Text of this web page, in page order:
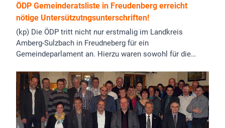
ÖDP Gemeinderatsliste in Freudenberg erreicht
nötige Untersützutngsunterschriften!
(kp) Die ÖDP tritt nicht nur erstmalig im Landkreis
Amberg-Sulzbach in Freudneberg für ein
Gemeindeparlament an. Hierzu waren sowohl für die…